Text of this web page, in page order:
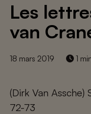
Les
van
18 mars 2019 1
(Dirk Van Assche)
72-73